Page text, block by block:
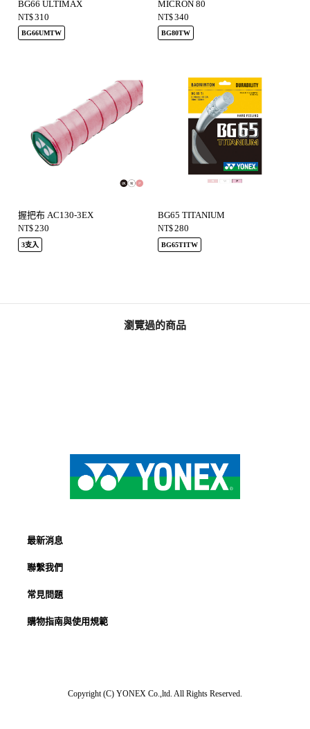
BG66 ULTIMAX
NT$310
BG66UMTW
MICRON 80
NT$340
BG80TW
握把布 AC130-3EX
NT$230
3支入
BG65 TITANIUM
NT$280
BG65TITW
瀏覽過的商品
最新消息
聯繫我們
常見問題
購物指南與使用規範
Copyright (C) YONEX Co.,ltd. All Rights Reserved.